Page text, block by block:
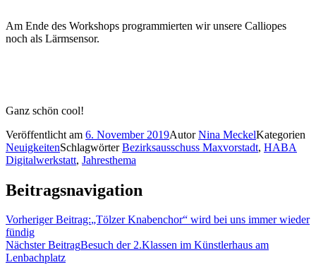
Am Ende des Workshops programmierten wir unsere Calliopes
noch als Lärmsensor.
Ganz schön cool!
Veröffentlicht am 6. November 2019AutorNina MeckelKategorien
NeuigkeitenSchlagwörterBezirksausschuss Maxvorstadt, HABA
Digitalwerkstatt, Jahresthema
Beitragsnavigation
Vorheriger Beitrag:„Tölzer Knabenchor“ wird bei uns immer wieder
fündig
Nächster BeitragBesuch der 2.Klassen im Künstlerhaus am
Lenbachplatz